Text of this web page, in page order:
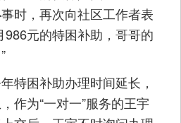
时，再次向社区工作者表
986元的特困补助，哥哥的
困补助办理时间延长，
作为“一对一”服务的王宇